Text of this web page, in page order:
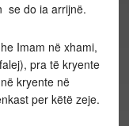
se do ia arrijnë.
Imam në xhami,
pra të kryente
kryente në
per këtë zeje.